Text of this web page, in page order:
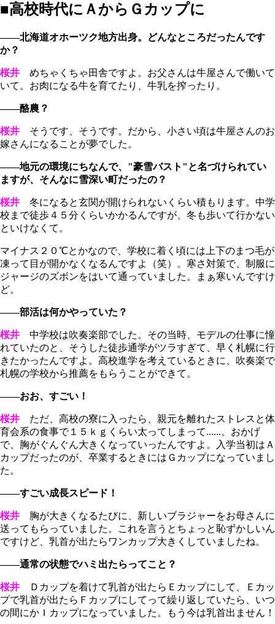
■高校時代にＡからＧカップに
――北海道オホーツク地方出身。どんなところだったんです
か？
桜井 めちゃくちゃ田舎ですよ。お父さんは牛屋さんで働いて
いて。お肉になる牛を育てたり、牛乳を搾ったり。
――酪農？
桜井 そうです、そうです。だから、小さい頃は牛屋さんのお
嫁さんになることが夢でした。
――地元の環境にちなんで、"豪雪バスト"と名づけられてい
ますが、そんなに雪深い町だったの？
桜井 冬になると玄関が開けられないくらい積もります。中学
校まで徒歩４５分くらいかかるんですが、冬も歩いて行かない
といけなくて。
マイナス２０℃とかなので、学校に着く頃には上下のまつ毛が
凍って目が開かなくなるんですよ（笑）。寒さ対策で、制服に
ジャージのズボンをはいて通っていました。まぁ寒いんですけ
ど。
――部活は何かやっていた？
桜井 中学校は吹奏楽部でした。その当時、モデルの仕事に憧
れていたのと、そうした徒歩通学がツラすぎて、早く札幌に行
きたかったんですよ。高校進学を考えているときに、吹奏楽で
札幌の学校から推薦をもらうことができて。
――おお、すごい！
桜井 ただ、高校の寮に入ったら、親元を離れたストレスと体
育会系の食事で１５ｋｇくらい太ってしまって......。おかげ
で、胸がぐんぐん大きくなっていったんですよ。入学当初はＡ
カップだったのが、卒業するときにはＧカップになっていまし
た。
――すごい成長スピード！
桜井 胸が大きくなるたびに、新しいブラジャーをお母さんに
送ってもらっていました。これを言うとちょっと恥ずかしいん
ですけど、乳首が出たらワンカップ大きくしていましたね。
――通常の状態でハミ出たらってこと？
桜井 Ｄカップを着けて乳首が出たらＥカップにして、Ｅカッ
プで乳首が出たらＦカップにしてって繰り返していたら、いつ
の間にかＩカップになっていました。もう今は乳首出ません！